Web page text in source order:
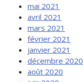
mai 2021
avril 2021
mars 2021
février 2021
janvier 2021
décembre 2020
août 2020